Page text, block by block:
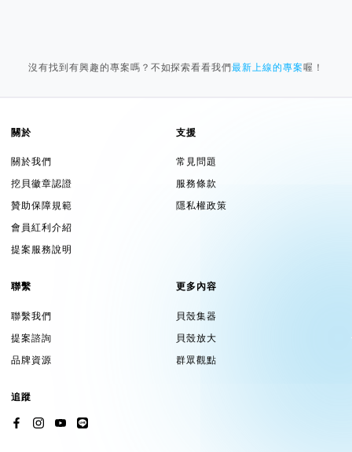
沒有找到有興趣的專案嗎？不如探索看看我們最新上線的專案喔！
關於
關於我們
挖貝徽章認證
贊助保障規範
會員紅利介紹
提案服務說明
支援
常見問題
服務條款
隱私權政策
聯繫
聯繫我們
提案諮詢
品牌資源
更多內容
貝殼集器
貝殼放大
群眾觀點
追蹤